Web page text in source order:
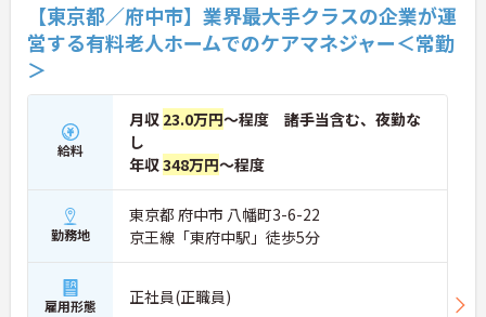
【東京都／府中市】業界最大手クラスの企業が運
営する有料老人ホームでのケアマネジャー＜常勤
＞
給料
月収 23.0万円～程度 諸手当含む、夜勤な
し
年収348万円～程度
勤務地
東京都 府中市 八幡町3-6-22
京王線「東府中駅」徒歩5分
雇用形態 正社員(正職員)